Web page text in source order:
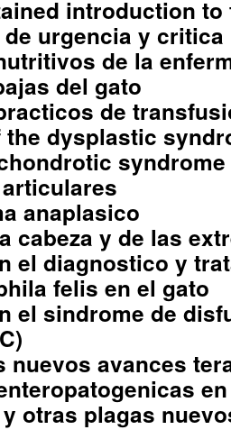
introduction
urgencia y
de la
del gato
de
dysplastic
syndrome
anaplasico
cabeza y de las
el diagnostico y
felis en el gato
el sindrome de
nuevos avances
otras plagas